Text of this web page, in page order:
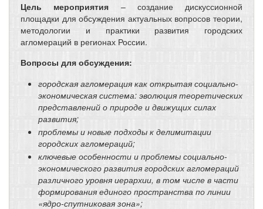
Цель мероприятия – создание дискуссионной
площадки для обсуждения актуальных вопросов теории,
методологии и практики развития городских
агломераций в регионах России.
Вопросы для обсуждения:
городская агломерация как открытая социально-
экономическая система: эволюция теоретических
представлений о природе и движущих силах
развития;
проблемы и новые подходы к делимитации
городских агломераций;
ключевые особенности и проблемы социально-
экономического развития городских агломераций
различного уровня иерархии, в том числе в части
формирования единого пространства по линии
«ядро-спутниковая зона»;